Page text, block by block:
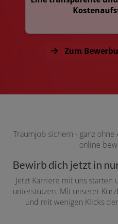
Zum
Traumjob sichern - ganz ohne
online
Bewirb dich jetzt in
Jetzt Karriere mit uns starten
unterstützen. Mit unserer
und mit wenigen Klicks